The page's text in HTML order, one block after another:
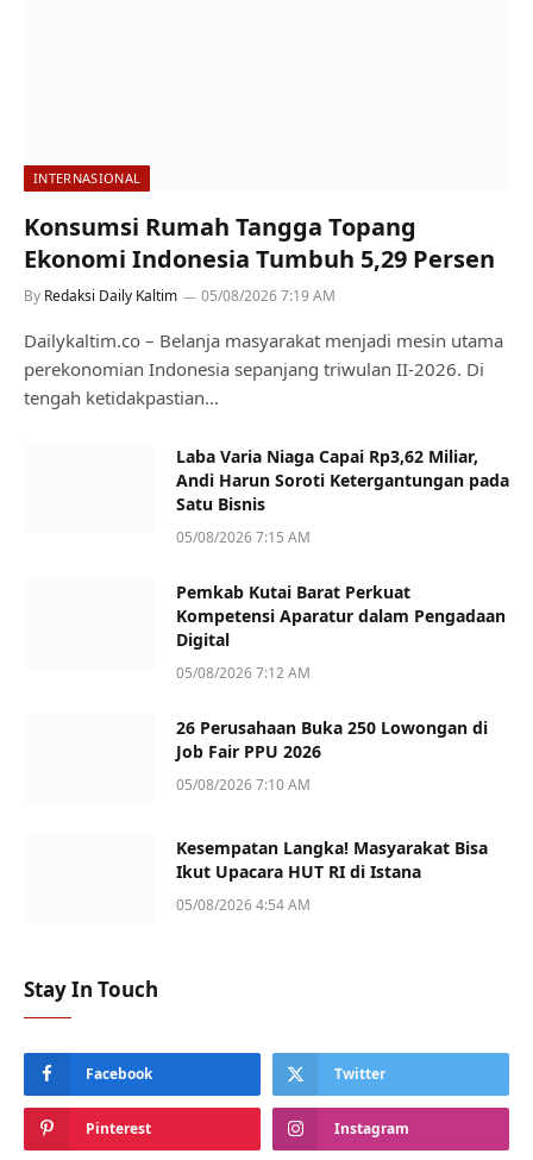
INTERNASIONAL
Konsumsi Rumah Tangga Topang
Ekonomi Indonesia Tumbuh 5,29 Persen
By Redaksi Daily Kaltim 05/08/2026 7:19 AM
Dailykaltim.co – Belanja masyarakat menjadi mesin utama
perekonomian Indonesia sepanjang triwulan II-2026. Di
tengah ketidakpastian…
Laba Varia Niaga Capai Rp3,62 Miliar,
Andi Harun Soroti Ketergantungan pada
Satu Bisnis
05/08/2026 7:15 AM
Pemkab Kutai Barat Perkuat
Kompetensi Aparatur dalam Pengadaan
Digital
05/08/2026 7:12 AM
26 Perusahaan Buka 250 Lowongan di
Job Fair PPU 2026
05/08/2026 7:10 AM
Kesempatan Langka! Masyarakat Bisa
Ikut Upacara HUT RI di Istana
05/08/2026 4:54 AM
Stay In Touch
Facebook Twitter
Pinterest Instagram